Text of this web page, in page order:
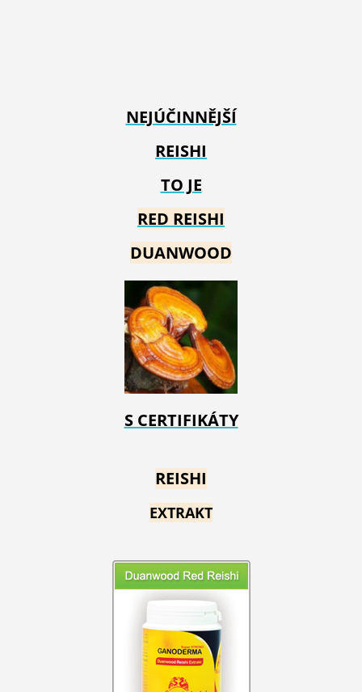
NEJÚČINNĚJŠÍ
REISHI
TO JE
RED REISHI
DUANWOOD
S CERTIFIKÁTY
REISHI
EXTRAKT